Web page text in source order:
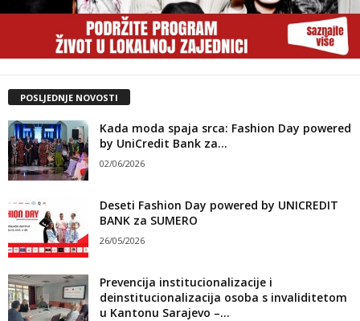
POSLJEDNJE NOVOSTI
Kada moda spaja srca: Fashion Day powered
by UniCredit Bank za...
02/06/2026
Deseti Fashion Day powered by UNICREDIT
BANK za SUMERO
26/05/2026
Prevencija institucionalizacije i
deinstitucionalizacija osoba s invaliditetom
u Kantonu Sarajevo –...